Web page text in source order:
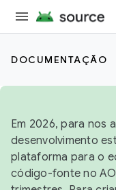
DOCUMENTAÇÃO
Em 2026, para nos
desenvolvimento
plataforma para o
código-fonte no